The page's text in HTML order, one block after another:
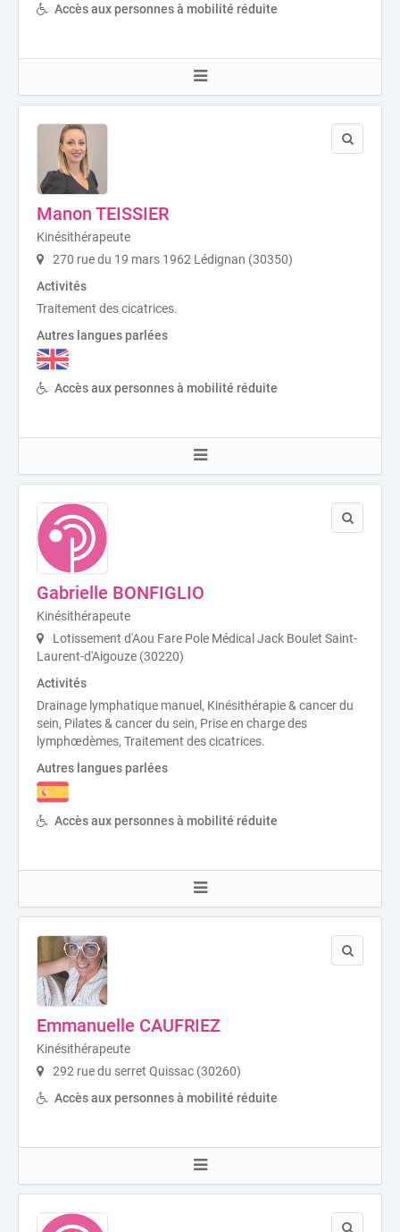
Accès aux personnes à mobilité réduite
Manon TEISSIER
Kinésithérapeute
270 rue du 19 mars 1962 Lédignan (30350)
Activités
Traitement des cicatrices.
Autres langues parlées
Accès aux personnes à mobilité réduite
Gabrielle BONFIGLIO
Kinésithérapeute
Lotissement d'Aou Fare Pole Médical Jack Boulet Saint-
Laurent-d'Aigouze (30220)
Activités
Drainage lymphatique manuel, Kinésithérapie & cancer du
sein, Pilates & cancer du sein, Prise en charge des
lymphœdèmes, Traitement des cicatrices.
Autres langues parlées
Accès aux personnes à mobilité réduite
Emmanuelle CAUFRIEZ
Kinésithérapeute
292 rue du serret Quissac (30260)
Accès aux personnes à mobilité réduite